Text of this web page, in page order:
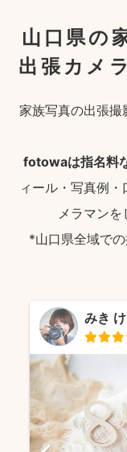
山口県の
出張カメ
家族写真の出張撮
fotowaは指名料
ィール・写真例
メラマンを
*山口県全域で
みき